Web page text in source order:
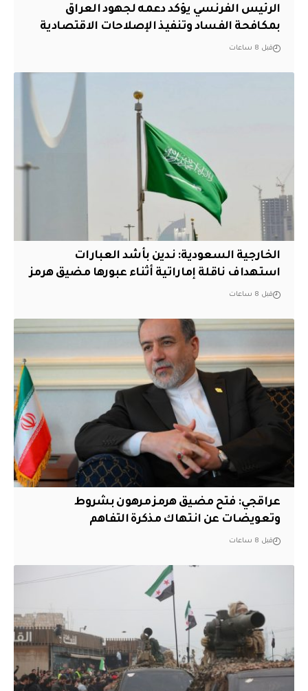
الرئيس الفرنسي يؤكد دعمه لجهود العراق
بمكافحة الفساد وتنفيذ الإصلاحات الاقتصادية
قبل 8 ساعات
‏الخارجية السعودية: ندين بأشد العبارات
استهداف ناقلة إماراتية أثناء عبورها مضيق هرمز
قبل 8 ساعات
عراقجي: فتح مضيق هرمز مرهون بشروط
وتعويضات عن انتهاك مذكرة التفاهم
قبل 8 ساعات